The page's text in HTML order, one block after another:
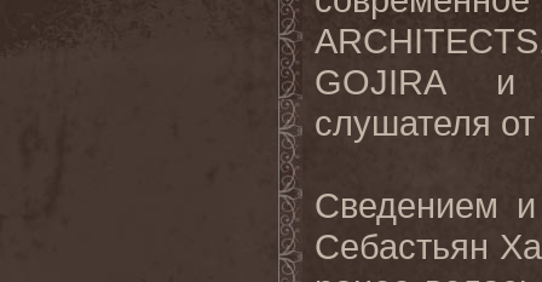
GOJIRA и
слушателя
Сведением и
Себастьян